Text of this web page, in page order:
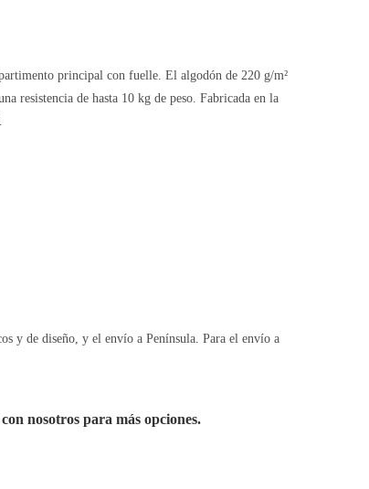
principal con fuelle. El algodón de 220 g/m²
resistencia de hasta 10 kg de peso. Fabricada en la
y de diseño, y el envío a Península. Para el envío a
nosotros para más opciones.